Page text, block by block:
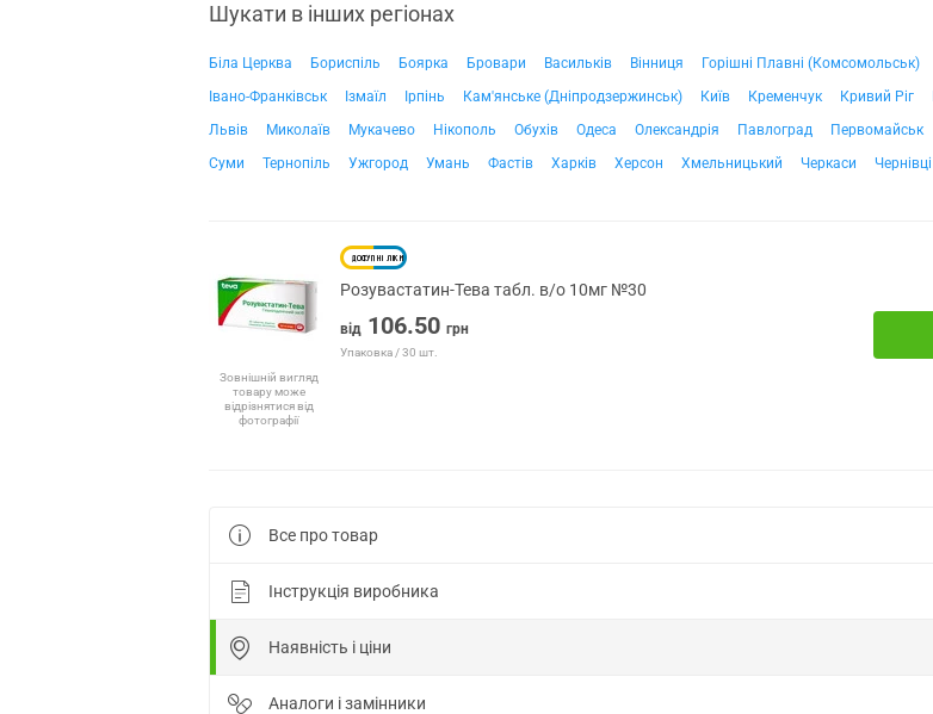
Шукати в інших регіонах
Біла Церква Бориспіль Боярка Бровари Васильків Вінниця Горішні Плавні (Комсомольськ)
Івано-Франківськ
Ізмаїл Ірпінь Кам'янське (Дніпродзержинськ) Київ Кременчук Кривий Ріг
Львів
Миколаїв Мукачево Нікополь Обухів Одеса Олександрія Павлоград Первомайськ
Суми
Тернопіль Ужгород Умань Фастів Харків Херсон Хмельницький Черкаси Чернівці
Зовнішній вигляд
товару може
відрізнятися від
фотографії
Розувастатин-Тева табл. в/о 10мг №30
від 106.50 грн
Упаковка / 30 шт.
Все про товар
Інструкція виробника
Наявність і ціни
Аналоги і замінники